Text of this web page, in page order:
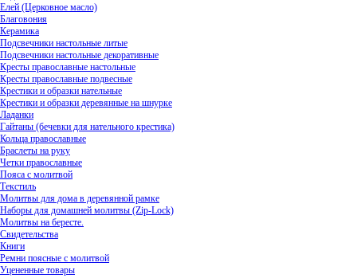
Елей (Церковное масло)
Благовония
Керамика
Подсвечники настольные литые
Подсвечники настольные декоративные
Кресты православные настольные
Кресты православные подвесные
Крестики и образки нательные
Крестики и образки деревянные на шнурке
Ладанки
Гайтаны (бечевки для нательного крестика)
Кольца православные
Браслеты на руку
Четки православные
Пояса с молитвой
Текстиль
Молитвы для дома в деревянной рамке
Наборы для домашней молитвы (Zip-Lock)
Молитвы на бересте.
Свидетельства
Книги
Ремни поясные с молитвой
Уцененные товары